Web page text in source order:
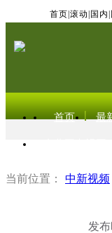
首页 滚动 国内
首页 最
当前位置： 中新视频
发